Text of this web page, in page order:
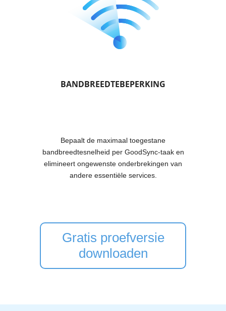
BANDBREEDTEBEPERKING
Bepaalt de maximaal toegestane
bandbreedtesnelheid per GoodSync-taak en
elimineert ongewenste onderbrekingen van
andere essentiële services.
Gratis proefversie
downloaden